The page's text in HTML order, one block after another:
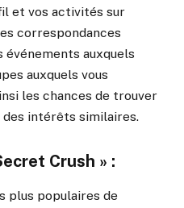
et vos activités sur
correspondances
auxquels
auxquels vous
les chances de trouver
intérêts similaires.
Crush » :
plus populaires de